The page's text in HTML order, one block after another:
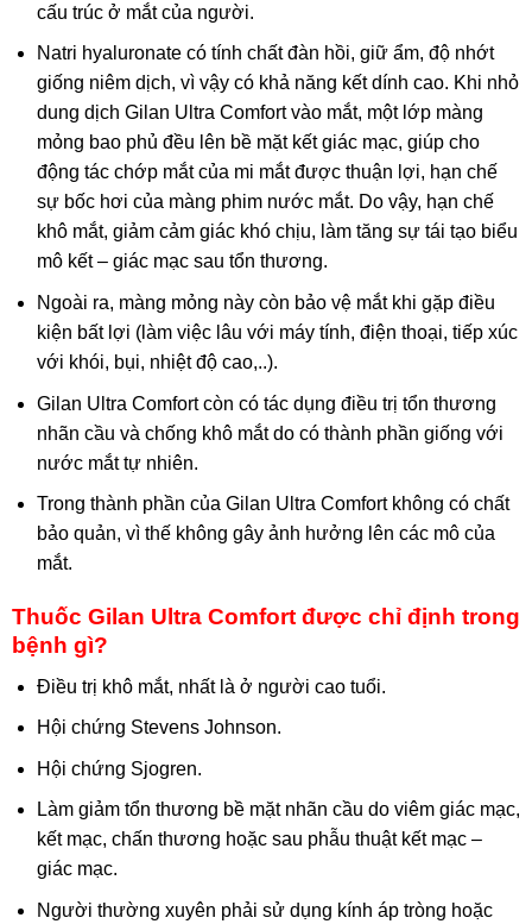
cấu trúc ở mắt của người.
Natri hyaluronate có tính chất đàn hồi, giữ ẩm, độ nhớt
giống niêm dịch, vì vậy có khả năng kết dính cao. Khi nhỏ
dung dịch Gilan Ultra Comfort vào mắt, một lớp màng
mỏng bao phủ đều lên bề mặt kết giác mạc, giúp cho
động tác chớp mắt của mi mắt được thuận lợi, hạn chế
sự bốc hơi của màng phim nước mắt. Do vậy, hạn chế
khô mắt, giảm cảm giác khó chịu, làm tăng sự tái tạo biểu
mô kết – giác mạc sau tổn thương.
Ngoài ra, màng mỏng này còn bảo vệ mắt khi gặp điều
kiện bất lợi (làm việc lâu với máy tính, điện thoại, tiếp xúc
với khói, bụi, nhiệt độ cao,..).
Gilan Ultra Comfort còn có tác dụng điều trị tổn thương
nhãn cầu và chống khô mắt do có thành phần giống với
nước mắt tự nhiên.
Trong thành phần của Gilan Ultra Comfort không có chất
bảo quản, vì thế không gây ảnh hưởng lên các mô của
mắt.
Thuốc Gilan Ultra Comfort được chỉ định trong
bệnh gì?
Điều trị khô mắt, nhất là ở người cao tuổi.
Hội chứng Stevens Johnson.
Hội chứng Sjogren.
Làm giảm tổn thương bề mặt nhãn cầu do viêm giác mạc,
kết mạc, chấn thương hoặc sau phẫu thuật kết mạc –
giác mạc.
Người thường xuyên phải sử dụng kính áp tròng hoặc